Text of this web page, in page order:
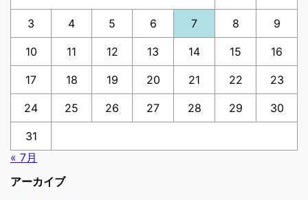
3 4 5 6 7 8 9
10 11 12 13 14 15 16
17 18 19 20 21 22 23
24 25 26 27 28 29 30
31
« 7月
アーカイブ